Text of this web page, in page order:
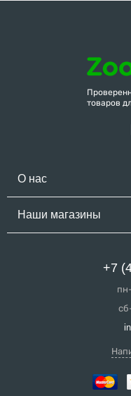
товаров
О нас
Наши магазины
+7